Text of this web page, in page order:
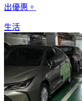
出優惠。
生活